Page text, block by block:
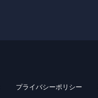
プライバシーポリシー